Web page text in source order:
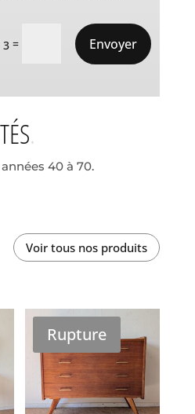
3 = Envoyer
40 à 70.
Voir tous nos produits
Rupture